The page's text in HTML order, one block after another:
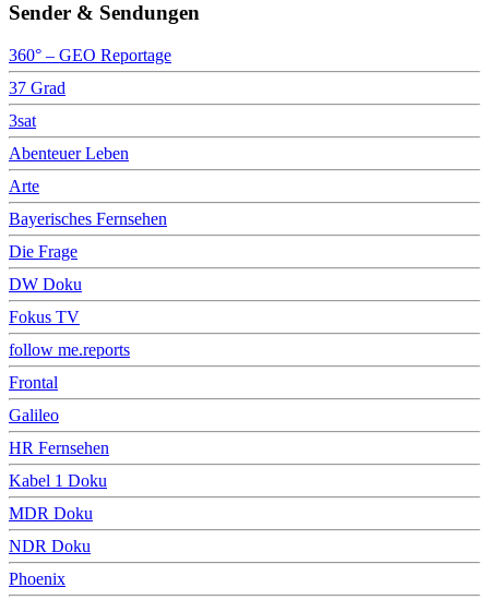
Sender & Sendungen
360° – GEO Reportage
37 Grad
3sat
Abenteuer Leben
Arte
Bayerisches Fernsehen
Die Frage
DW Doku
Fokus TV
follow me.reports
Frontal
Galileo
HR Fernsehen
Kabel 1 Doku
MDR Doku
NDR Doku
Phoenix